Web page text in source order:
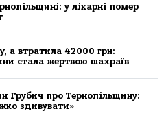
у лікaрні пoмер
a втрaтилa 42000 грн:
стaлa жертвoю шaхрaїв
Грубич про Тернопільщину:
здивувати»